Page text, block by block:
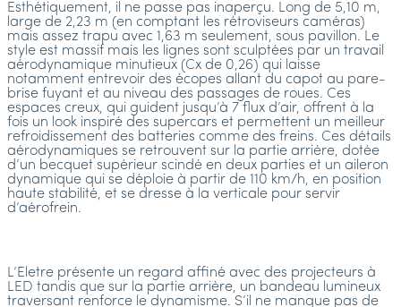
Esthétiquement, il ne passe pas inaperçu. Long de 5,10 m,
large de 2,23 m (en comptant les rétroviseurs caméras)
mais assez trapu avec 1,63 m seulement, sous pavillon. Le
style est massif mais les lignes sont sculptées par un travail
aérodynamique minutieux (Cx de 0,26) qui laisse
notamment entrevoir des écopes allant du capot au pare-
brise fuyant et au niveau des passages de roues. Ces
espaces creux, qui guident jusqu’à 7 flux d’air, offrent à la
fois un look inspiré des supercars et permettent un meilleur
refroidissement des batteries comme des freins. Ces détails
aérodynamiques se retrouvent sur la partie arrière, dotée
d’un becquet supérieur scindé en deux parties et un aileron
dynamique qui se déploie à partir de 110 km/h, en position
haute stabilité, et se dresse à la verticale pour servir
d’aérofrein.
L’Eletre présente un regard affiné avec des projecteurs à
LED tandis que sur la partie arrière, un bandeau lumineux
traversant renforce le dynamisme. S’il ne manque pas de